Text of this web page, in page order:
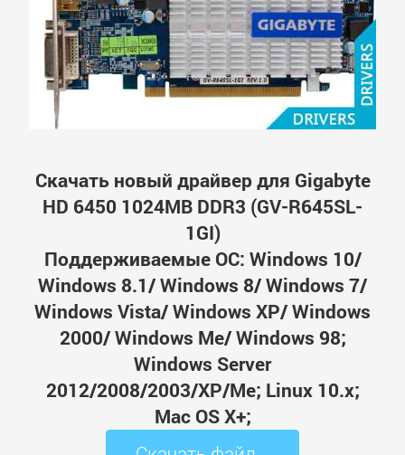
Скачать новый драйвер для Gigabyte
HD 6450 1024MB DDR3 (GV-R645SL-
1GI)
Поддерживаемые ОС: Windows 10/
Windows 8.1/ Windows 8/ Windows 7/
Windows Vista/ Windows XP/ Windows
2000/ Windows Me/ Windows 98;
Windows Server
2012/2008/2003/XP/Me; Linux 10.x;
Mac OS X+;